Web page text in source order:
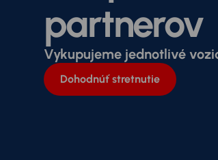
partnerov
Vykupujeme jednotlivé
Dohodnúť stretnutie